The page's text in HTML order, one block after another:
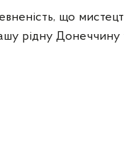
що
рідну Донеччину